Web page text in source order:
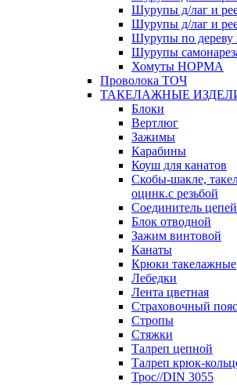
Шурупы д/лаг и
Шурупы д/лаг и
Шурупы по дереву
Шурупы
Хомуты НОРМА
Проволока ТОЧ
ТАКЕЛАЖНЫЕ
Блоки
Вертлюг
Зажимы
Карабины
Коуш для канатов
Скобы-шакле,
оцинк.с резьбой
Соединитель
Блок отводной
Зажим винтовой
Канаты
Крюки такелажные
Лебедки
Лента цветная
Страховочный пояс
Стропы
Стяжки
Талреп цепной
Талреп крюк-
Трос//DIN 3055